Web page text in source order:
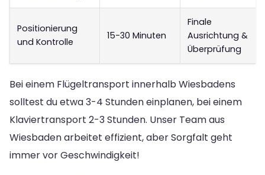
Positionierung
und Kontrolle
15-30 Minuten
Finale
Ausrichtung &
Überprüfung
Bei einem Flügeltransport innerhalb Wiesbadens
solltest du etwa 3-4 Stunden einplanen, bei einem
Klaviertransport 2-3 Stunden. Unser Team aus
Wiesbaden arbeitet effizient, aber Sorgfalt geht
immer vor Geschwindigkeit!